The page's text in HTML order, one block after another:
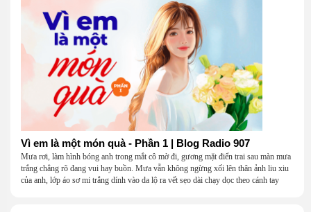
Vì em là một món quà - Phần 1 | Blog Radio 907
Mưa rơi, làm hình bóng anh trong mắt cô mờ đi, gương mặt điển trai sau màn mưa
trắng chẳng rõ đang vui hay buồn. Mưa vẫn không ngừng xối lên thân ảnh liu xiu
của anh, lớp áo sơ mi trắng dính vào da lộ ra vết sẹo dài chạy dọc theo cánh tay